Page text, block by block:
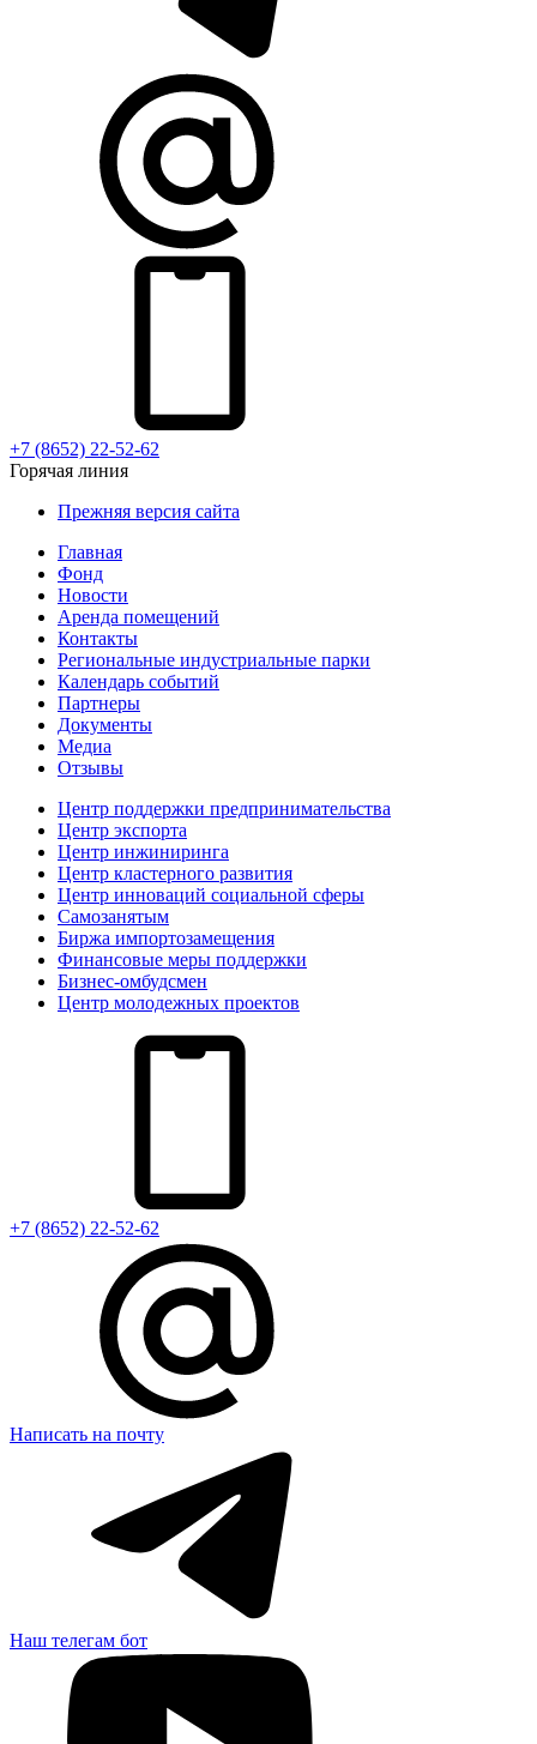
+7 (8652) 22-52-62
Горячая линия
Прежняя версия сайта
Главная
Фонд
Новости
Аренда помещений
Контакты
Региональные индустриальные парки
Календарь событий
Партнеры
Документы
Медиа
Отзывы
Центр поддержки предпринимательства
Центр экспорта
Центр инжиниринга
Центр кластерного развития
Центр инноваций социальной сферы
Cамозанятым
Биржа импортозамещения
Финансовые меры поддержки
Бизнес-омбудсмен
Центр молодежных проектов
+7 (8652) 22-52-62
Написать на почту
Наш телегам бот